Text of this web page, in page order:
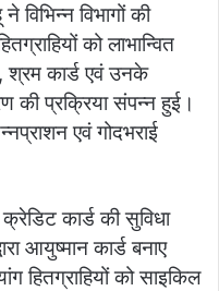
विभिन्न विभागों की
को लाभान्वित
श्रम कार्ड एवं उनके
की प्रक्रिया संपन्न हुई।
एवं गोदभराई
क्रेडिट कार्ड की सुविधा
आयुष्मान कार्ड बनाए
हितग्राहियों को साइकिल